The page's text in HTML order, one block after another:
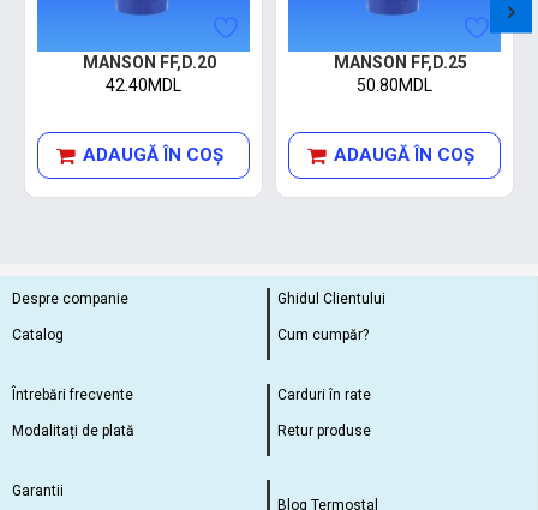
MANSON FF,D.20
42.40MDL
ADAUGĂ ÎN COŞ
MANSON FF,D.25
50.80MDL
ADAUGĂ ÎN COŞ
Despre companie
Catalog
Ghidul Clientului
Cum cumpăr?
Întrebări frecvente
Modalitați de plată
Carduri în rate
Retur produse
Garantii
Blog Termostal